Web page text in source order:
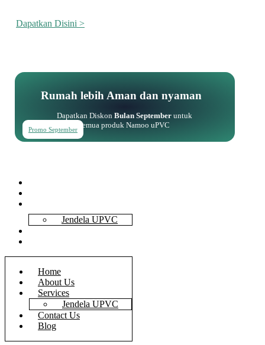
Dapatkan Disini >
Rumah lebih Aman dan nyaman
Dapatkan DiskonBulan September untuk
semua produk Namoo uPVC
Promo September
Jendela UPVC
Home
About Us
Services
Jendela UPVC
Contact Us
Blog